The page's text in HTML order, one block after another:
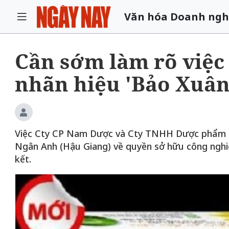
Văn hóa Doanh
Cần sớm làm rõ
nhãn hiệu 'Bảo
Việc Cty CP Nam Dược và Cty TNHH Dược
Ngân Anh (Hậu Giang) về quyền sở hữu công
kết.